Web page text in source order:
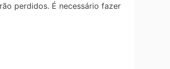
perdidos. É necessário fazer